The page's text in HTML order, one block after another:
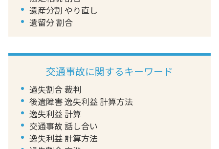
遺産分割 やり直し
遺留分 割合
交通事故に関するキーワード
過失割合 裁判
後遺障害 逸失利益 計算方法
逸失利益 計算
交通事故 話し合い
逸失利益 計算方法